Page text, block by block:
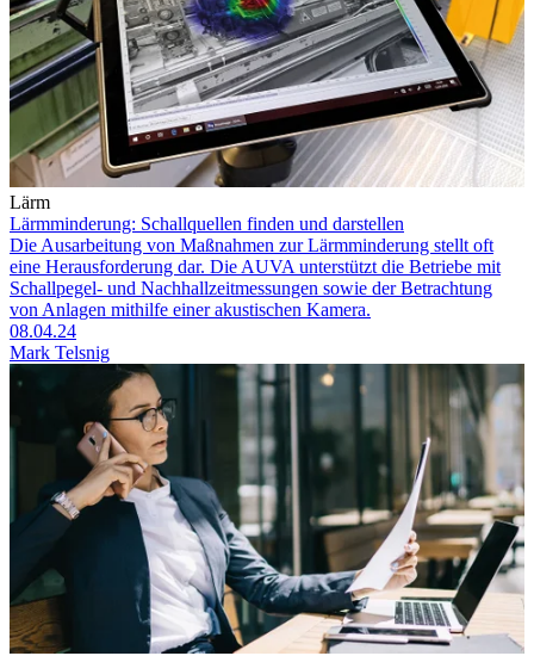
Lärm
Lärmminderung: Schallquellen finden und darstellen
Die Ausarbeitung von Maßnahmen zur Lärmminderung stellt oft
eine Herausforderung dar. Die AUVA unterstützt die Betriebe mit
Schallpegel- und Nachhallzeitmessungen sowie der Betrachtung
von Anlagen mithilfe einer akustischen Kamera.
08.04.24
Mark Telsnig